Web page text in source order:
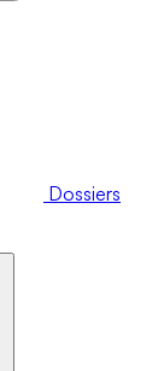
Dossiers